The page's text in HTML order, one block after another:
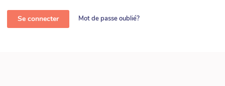
Se connecter Mot de passe oublié?